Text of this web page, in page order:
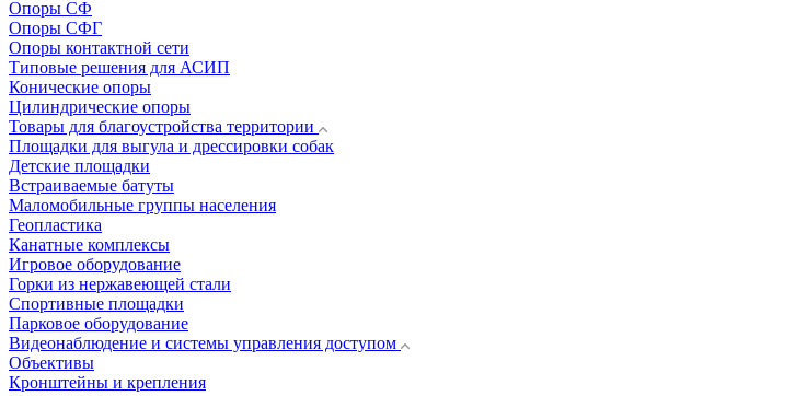
Опоры СФ
Опоры СФГ
Опоры контактной сети
Типовые решения для АСИП
Конические опоры
Цилиндрические опоры
Товары для благоустройства территории
Площадки для выгула и дрессировки собак
Детские площадки
Встраиваемые батуты
Маломобильные группы населения
Геопластика
Канатные комплексы
Игровое оборудование
Горки из нержавеющей стали
Спортивные площадки
Парковое оборудование
Видеонаблюдение и системы управления доступом
Объективы
Кронштейны и крепления